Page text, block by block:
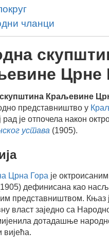
чланци
Црне
Краљевине
представништво у
рад је отпочела након
устава (1905).
Црна Гора је октроисаним
дефинисана као
представништвом. Књаз
власт заједно са
дотадашње
вијећа.